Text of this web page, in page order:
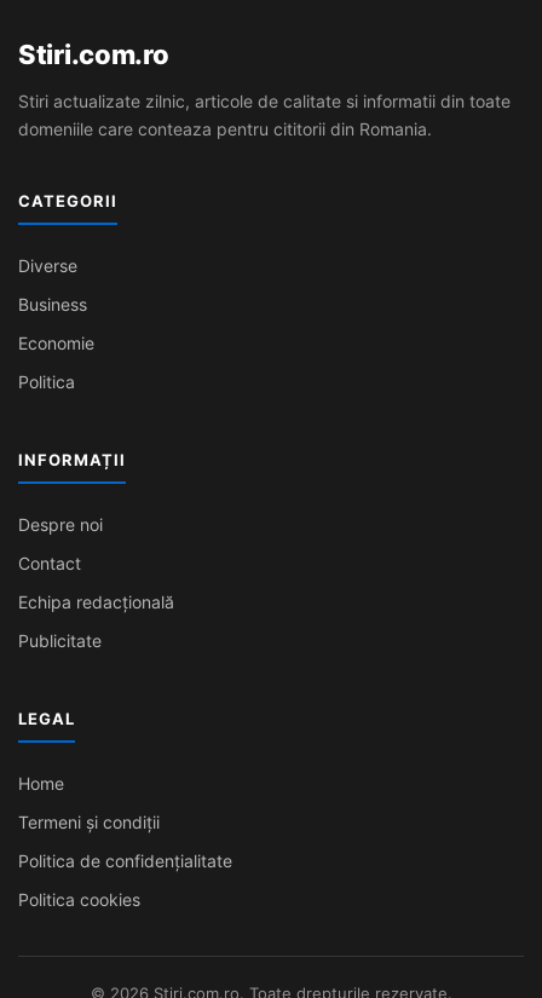
Stiri.com.ro
Stiri actualizate zilnic, articole de calitate si informatii din toate
domeniile care conteaza pentru cititorii din Romania.
CATEGORII
Diverse
Business
Economie
Politica
INFORMAȚII
Despre noi
Contact
Echipa redacțională
Publicitate
LEGAL
Home
Termeni și condiții
Politica de confidențialitate
Politica cookies
© 2026 Stiri.com.ro. Toate drepturile rezervate.